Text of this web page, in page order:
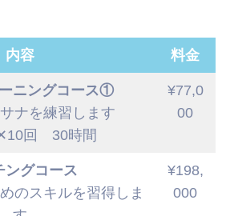
内容 料金
ニングコース①
ナを練習します
回 30時間
¥77,0
00
ングコース
のスキルを習得しま
¥198,
000